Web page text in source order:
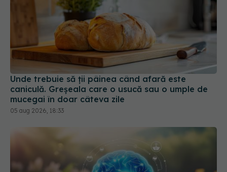
Unde trebuie să ții pâinea când afară este
caniculă. Greșeala care o usucă sau o umple de
mucegai în doar câteva zile
05 aug 2026, 18:33